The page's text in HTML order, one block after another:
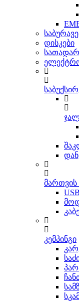
დისკები
კემპინგი